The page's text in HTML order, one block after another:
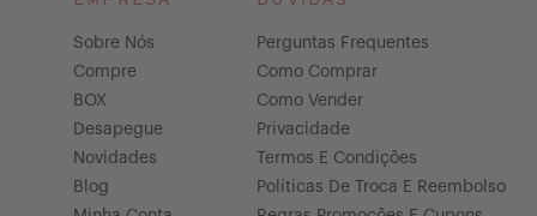
Sobre Nós
Compre
BOX
Desapegue
Novidades
Blog
Perguntas Frequentes
Como Comprar
Como Vender
Privacidade
Termos E Condições
Políticas De Troca E Reembolso